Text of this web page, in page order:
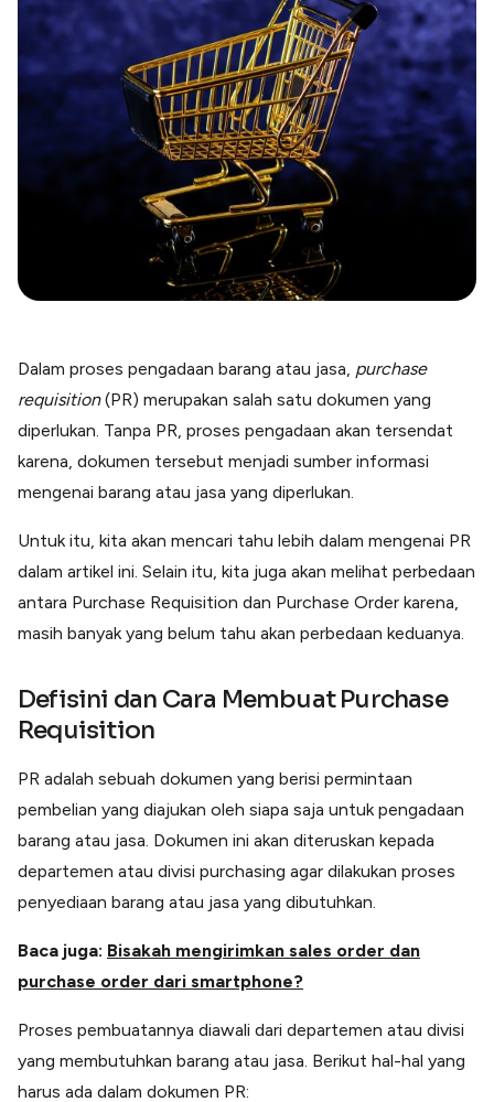
Paper XB
Bayar luar negeri pakai kartu kredit
Kartu Kredit Bisnis
Paper Card
Satu kartu untuk bisnis & personal
Paper Horizon
Kartu korporat expense terlengkap
Solusi Industri
Food & Beverages
Kelola Pembayaran Termin Proyek
Health & Beauty
Lainnya
Integrasi sistem bisnis dengan API
Software Akuntansi
Pencatatan Laporan Keuangan Gratis
Integrasi Accurate
Blog
Kumpulan tips dan informasi bisnis
Dalam proses pengadaan barang atau jasa, purchase
requisition(PR) merupakan salah satu dokumen yang
diperlukan. Tanpa PR, proses pengadaan akan tersendat
karena, dokumen tersebut menjadi sumber informasi
mengenai barang atau jasa yang diperlukan.
Untuk itu, kita akan mencari tahu lebih dalam mengenai PR
dalam artikel ini. Selain itu, kita juga akan melihat perbedaan
antara Purchase Requisition dan Purchase Order karena,
masih banyak yang belum tahu akan perbedaan keduanya.
Defisini dan Cara Membuat Purchase
Requisition
PR adalah sebuah dokumen yang berisi permintaan
pembelian yang diajukan oleh siapa saja untuk pengadaan
barang atau jasa. Dokumen ini akan diteruskan kepada
departemen atau divisi purchasing agar dilakukan proses
penyediaan barang atau jasa yang dibutuhkan.
Baca juga: Bisakah mengirimkan sales order dan
purchase order dari smartphone?
Proses pembuatannya diawali dari departemen atau divisi
yang membutuhkan barang atau jasa. Berikut hal-hal yang
harus ada dalam dokumen PR: